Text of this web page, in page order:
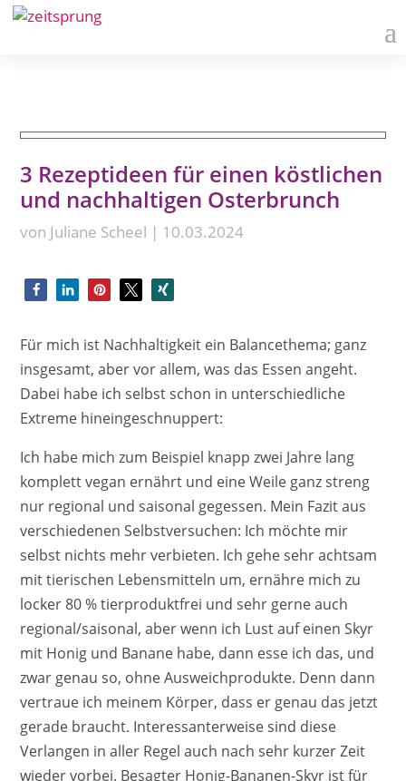
3 Rezeptideen für einen köstlichen
und nachhaltigen Osterbrunch
von Juliane Scheel | 10.03.2024
Für mich ist Nachhaltigkeit ein Balancethema; ganz
insgesamt, aber vor allem, was das Essen angeht.
Dabei habe ich selbst schon in unterschiedliche
Extreme hineingeschnuppert:
Ich habe mich zum Beispiel knapp zwei Jahre lang
komplett vegan ernährt und eine Weile ganz streng
nur regional und saisonal gegessen. Mein Fazit aus
verschiedenen Selbstversuchen: Ich möchte mir
selbst nichts mehr verbieten. Ich gehe sehr achtsam
mit tierischen Lebensmitteln um, ernähre mich zu
locker 80 % tierproduktfrei und sehr gerne auch
regional/saisonal, aber wenn ich Lust auf einen Skyr
mit Honig und Banane habe, dann esse ich das, und
zwar genau so, ohne Ausweichprodukte. Denn dann
vertraue ich meinem Körper, dass er genau das jetzt
gerade braucht. Interessanterweise sind diese
Verlangen in aller Regel auch nach sehr kurzer Zeit
wieder vorbei. Besagter Honig-Bananen-Skyr ist für